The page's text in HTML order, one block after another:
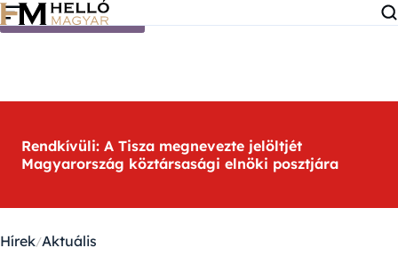
Ugrás a tartalomra
Rendkívüli: A Tisza megnevezte jelöltjét
Magyarország köztársasági elnöki posztjára
Hírek Aktuális